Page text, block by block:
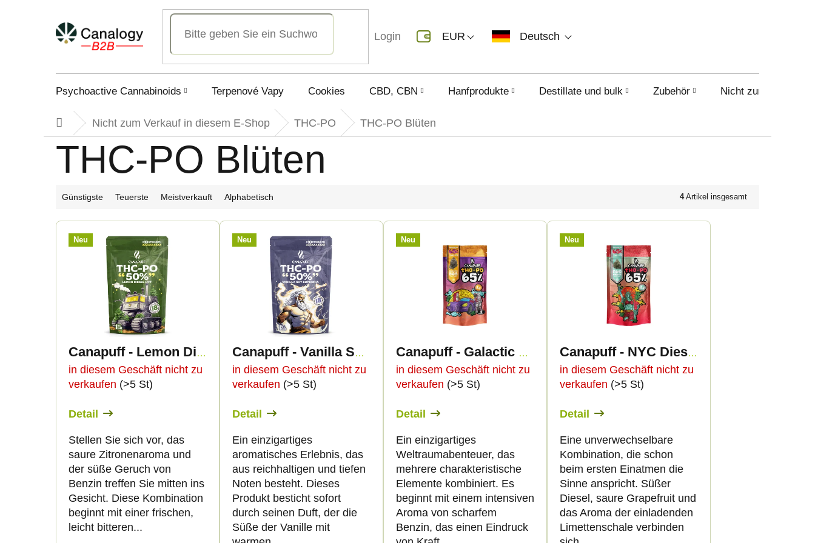
EUR Deutsch
Login
Psychoactive Cannabinoids Terpenové Vapy Cookies CBD, CBN Hanfprodukte Destillate und bulk Zubehör Nicht zum Verkauf
StartseiteNicht zum Verkauf in diesem E-Shop THC-PO THC-PO Blüten
THC-PO Blüten
P
r
o
k
s
o
Günstigste Teuerste Meistverkauft Alphabetisch 4Artikel insgesamt
L
e
d
e
P
o
Neu
Canapuff - Lemon Diesel Lift 50% - THC-PO Blüten
in diesem Geschäft nicht zu
verkaufen (>5 St)
Detail
Stellen Sie sich vor, das
saure Zitronenaroma und
der süße Geruch von
Benzin treffen Sie mitten ins
Gesicht. Diese Kombination
beginnt mit einer frischen,
leicht bitteren...
Neu
Canapuff - Vanilla Sky Euphoria 50% - THC-PO Blüten
in diesem Geschäft nicht zu
verkaufen (>5 St)
Detail
Ein einzigartiges
aromatisches Erlebnis, das
aus reichhaltigen und tiefen
Noten besteht. Dieses
Produkt besticht sofort
durch seinen Duft, der die
Süße der Vanille mit
Neu
Canapuff - Galactic Gas 65% - THC-PO Blüten
in diesem Geschäft nicht zu
verkaufen (>5 St)
Detail
Ein einzigartiges
Weltraumabenteuer, das
mehrere charakteristische
Elemente kombiniert. Es
beginnt mit einem intensiven
Aroma von scharfem
Benzin, das einen Eindruck
Neu
Canapuff - NYC Diesel 65% - THC-PO Blüten
in diesem Geschäft nicht zu
verkaufen (>5 St)
Detail
Eine unverwechselbare
Kombination, die schon
beim ersten Einatmen die
Sinne anspricht. Süßer
Diesel, saure Grapefruit und
das Aroma der einladenden
Limettenschale verbinden